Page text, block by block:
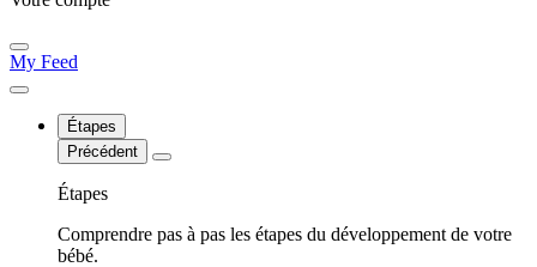
My Feed
Étapes
Précédent
Étapes
Comprendre pas à pas les étapes du développement de votre
bébé.